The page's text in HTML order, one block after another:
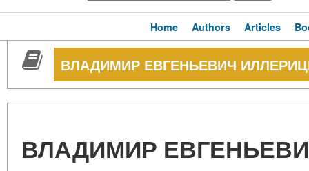
Home Authors Articles
ВЛАДИМИР ЕВГЕНЬЕВИЧ
ВЛАДИМИР